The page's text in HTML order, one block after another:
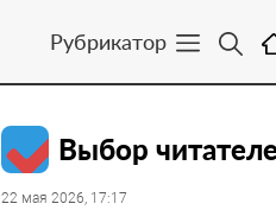
Рубрикатор
Выбор
22 мая 2026, 17:17